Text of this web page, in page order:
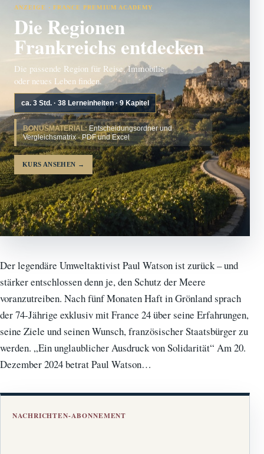
ANZEIGE · FRANCE PREMIUM ACADEMY
Die Regionen
Frankreichs entdecken
Die passende Region für Reise, Immobilie
oder neues Leben finden.
ca. 3 Std. · 38 Lerneinheiten · 9 Kapitel
BONUSMATERIAL:Entscheidungsordner und
Vergleichsmatrix · PDF und Excel
KURS ANSEHEN →
Der legendäre Umweltaktivist Paul Watson ist zurück – und
stärker entschlossen denn je, den Schutz der Meere
voranzutreiben. Nach fünf Monaten Haft in Grönland sprach
der 74-Jährige exklusiv mit France 24 über seine Erfahrungen,
seine Ziele und seinen Wunsch, französischer Staatsbürger zu
werden. „Ein unglaublicher Ausdruck von Solidarität“ Am 20.
Dezember 2024 betrat Paul Watson…
NACHRICHTEN-ABONNEMENT